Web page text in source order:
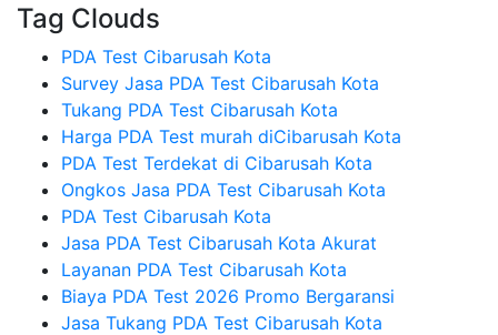
Tag Clouds
PDA Test Cibarusah Kota
Survey Jasa PDA Test Cibarusah Kota
Tukang PDA Test Cibarusah Kota
Harga PDA Test murah diCibarusah Kota
PDA Test Terdekat di Cibarusah Kota
Ongkos Jasa PDA Test Cibarusah Kota
PDA Test Cibarusah Kota
Jasa PDA Test Cibarusah Kota Akurat
Layanan PDA Test Cibarusah Kota
Biaya PDA Test 2026 Promo Bergaransi
Jasa Tukang PDA Test Cibarusah Kota